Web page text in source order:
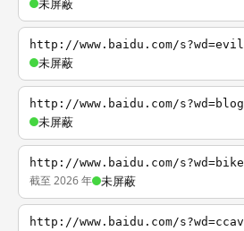
未屏蔽
http://www.baidu.com/s?wd=evil
未屏蔽
http://www.baidu.com/s?wd=blog
未屏蔽
http://www.baidu.com/s?wd=bike
截至 2026 年 未屏蔽
http://www.baidu.com/s?wd=ccav